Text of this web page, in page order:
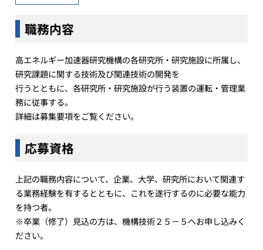
職務内容
高エネルギー加速器研究機構の各研究所・研究施設に所属し、
研究課題に関する技術及び関連技術の開発を
行うとともに、各研究所・研究施設が行う装置の運転・管理業
務に従事する。
詳細は募集要項をご覧ください。
応募資格
上記の職務内容について、企業、大学、研究所において関連す
る業務経験を有するとともに、これを遂行するのに必要な能力
を持つ者。
※卒業（修了）見込の方は、機構技術２５－５へお申し込みく
ださい。